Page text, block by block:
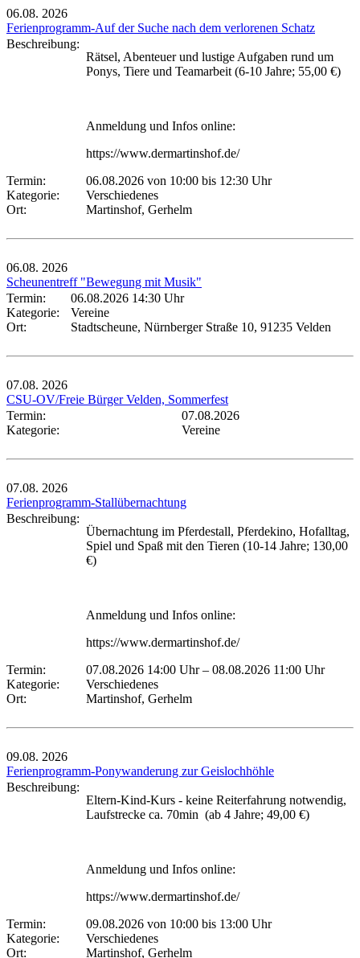
06.08. 2026
Ferienprogramm-Auf der Suche nach dem verlorenen Schatz
Beschreibung:
Rätsel, Abenteuer und lustige Aufgaben rund um
Ponys, Tiere und Teamarbeit (6-10 Jahre; 55,00 €)
Anmeldung und Infos online:
https://www.dermartinshof.de/
Termin:
06.08.2026 von 10:00 bis 12:30 Uhr
Kategorie:
Verschiedenes
Ort:
Martinshof, Gerhelm
06.08. 2026
Scheunentreff "Bewegung mit Musik"
Termin:
06.08.2026 14:30 Uhr
Kategorie:
Vereine
Ort:
Stadtscheune, Nürnberger Straße 10, 91235 Velden
07.08. 2026
CSU-OV/Freie Bürger Velden, Sommerfest
Termin:
07.08.2026
Kategorie:
Vereine
07.08. 2026
Ferienprogramm-Stallübernachtung
Beschreibung:
Übernachtung im Pferdestall, Pferdekino, Hofalltag,
Spiel und Spaß mit den Tieren (10-14 Jahre; 130,00
€)
Anmeldung und Infos online:
https://www.dermartinshof.de/
Termin:
07.08.2026 14:00 Uhr– 08.08.2026 11:00 Uhr
Kategorie:
Verschiedenes
Ort:
Martinshof, Gerhelm
09.08. 2026
Ferienprogramm-Ponywanderung zur Geislochhöhle
Beschreibung:
Eltern-Kind-Kurs - keine Reiterfahrung notwendig,
Laufstrecke ca. 70min (ab 4 Jahre; 49,00 €)
Anmeldung und Infos online:
https://www.dermartinshof.de/
Termin:
09.08.2026 von 10:00 bis 13:00 Uhr
Kategorie:
Verschiedenes
Ort:
Martinshof, Gerhelm